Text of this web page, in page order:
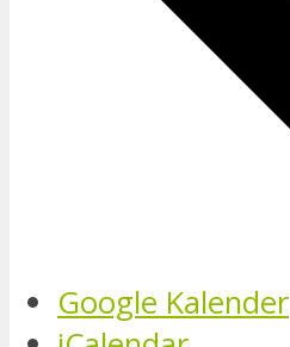
Google Kalender